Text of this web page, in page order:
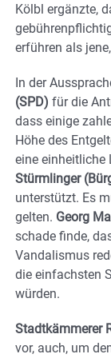
Kölbl ergänzte,
erführen als
In der
(SPD) für die
dass einige
Höhe des
eine einheitliche
Stürmlinger
unterstützt. Es
gelten. Georg
schade finde,
Vandalismus
die einfachsten
würden.
Stadtkämmerer
vor, auch, um